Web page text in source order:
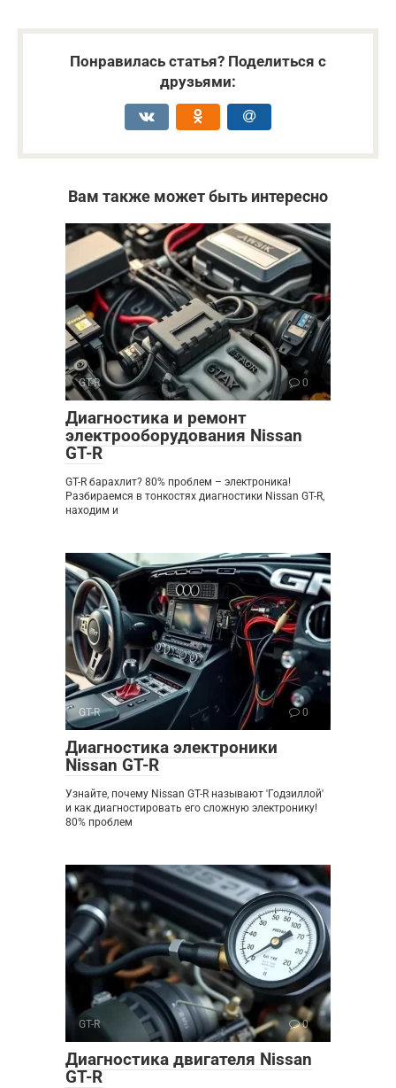
Понравилась статья? Поделиться с
друзьями:
Вам также может быть интересно
GT-R 0
Диагностика и ремонт
электрооборудования Nissan
GT-R
GT-R барахлит? 80% проблем – электроника!
Разбираемся в тонкостях диагностики Nissan GT-R,
находим и
GT-R 0
Диагностика электроники
Nissan GT-R
Узнайте, почему Nissan GT-R называют 'Годзиллой'
и как диагностировать его сложную электронику!
80% проблем
GT-R 0
Диагностика двигателя Nissan
GT-R